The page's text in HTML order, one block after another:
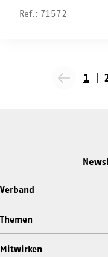
Ref.: 71572
Vorherige
1
Verband
Themen
Mitwirken